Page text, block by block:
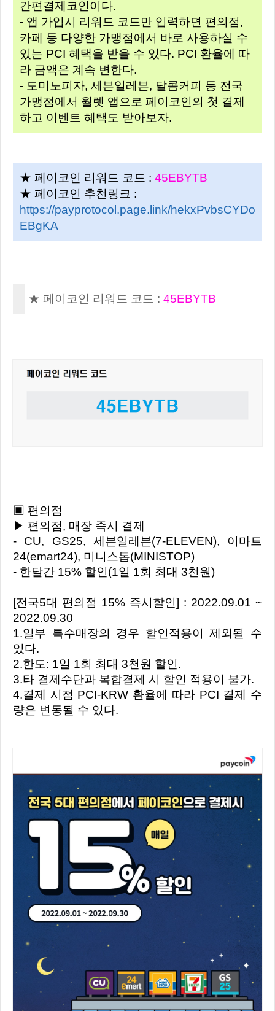
간편결제코인이다.
- 앱 가입시 리워드 코드만 입력하면 편의점,
카페 등 다양한 가맹점에서 바로 사용하실 수
있는 PCI 혜택을 받을 수 있다. PCI 환율에 따
라 금액은 계속 변한다.
- 도미노피자, 세븐일레븐, 달콤커피 등 전국
가맹점에서 월렛 앱으로 페이코인의 첫 결제
하고 이벤트 혜택도 받아보자.
★ 페이코인 리워드 코드 : 45EBYTB
★ 페이코인 추천링크 :
https://payprotocol.page.link/hekxPvbsCYDo
EBgKA
★ 페이코인 리워드 코드 : 45EBYTB
▣ 편의점
▶ 편의점, 매장 즉시 결제
- CU, GS25, 세븐일레븐(7-ELEVEN), 이마트
24(emart24), 미니스톱(MINISTOP)
- 한달간 15% 할인(1일 1회 최대 3천원)
[전국5대 편의점 15% 즉시할인] : 2022.09.01 ~
2022.09.30
1.일부 특수매장의 경우 할인적용이 제외될 수
있다.
2.한도: 1일 1회 최대 3천원 할인.
3.타 결제수단과 복합결제 시 할인 적용이 불가.
4.결제 시점 PCI-KRW 환율에 따라 PCI 결제 수
량은 변동될 수 있다.